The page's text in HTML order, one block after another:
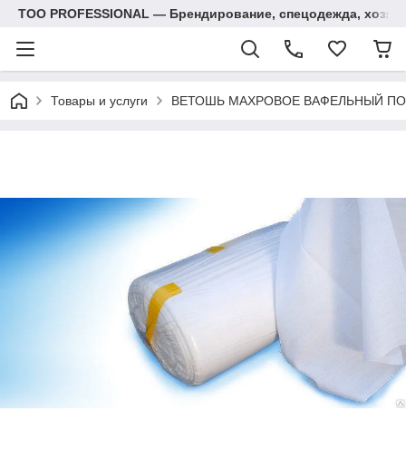
ТОО PROFESSIONAL — Брендирование, спецодежда,
Товары и услуги ВЕТОШЬ МАХРОВОЕ ВАФЕЛЬНЫЙ